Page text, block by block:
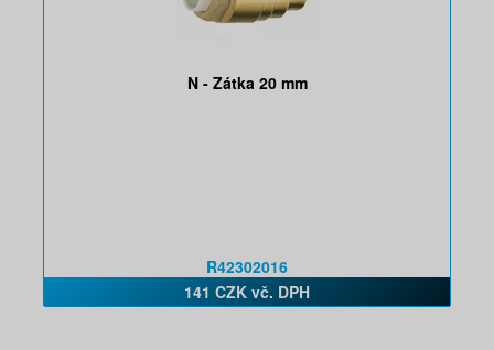
N - Zátka 20 mm
R42302016
141 CZK vč. DPH